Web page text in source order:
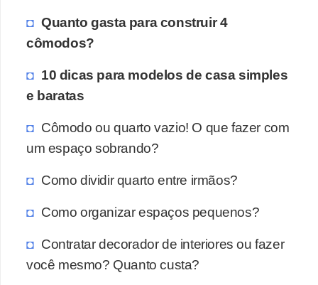
Quanto gasta para construir 4
cômodos?
10 dicas para modelos de casa simples
e baratas
Cômodo ou quarto vazio! O que fazer com
um espaço sobrando?
Como dividir quarto entre irmãos?
Como organizar espaços pequenos?
Contratar decorador de interiores ou fazer
você mesmo? Quanto custa?